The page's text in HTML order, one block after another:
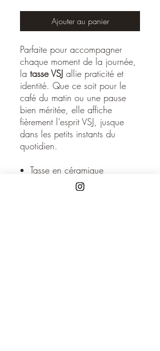
Ajouter au panier
Parfaite pour accompagner
chaque moment de la journée,
la tasse VSJ allie praticité et
identité. Que ce soit pour le
café du matin ou une pause
bien méritée, elle affiche
fièrement l’esprit VSJ, jusque
dans les petits instants du
quotidien.
Tasse en céramique
Capacité de 325ml